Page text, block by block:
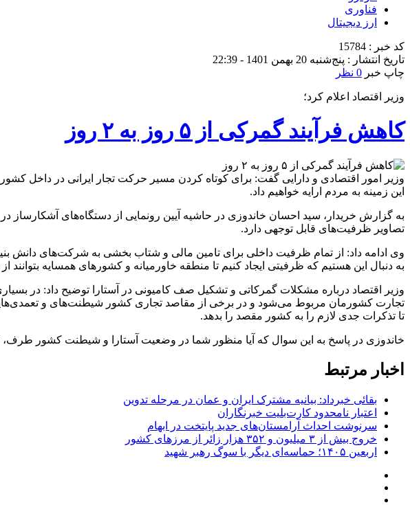
فناوری
ارز دیجیتال
کد خبر : 15784
تاریخ انتشار : پنج‌شنبه 20 بهمن 1401 - 22:39
چاپ خبر 0 نظر
وزیر اقتصاد اعلام کرد؛
کاهش فرآیند گمرکی از ۵ روز به ۲ روز
این زمینه به مردم ارایه خواهیم داد.
به گزارش خریدار، سید احسان خاندوزی در حاشیه آیین رونمایی از دستگاه‌های
تصاویر ظرفیت‌های قابل توجهی دارد.
وی ادامه داد: از تمام ظرفیت داخلی برای تامین مالی و شتاب بخشی به شرکت‌های دانش
به دنبال این هستیم که ظرفیتی ایجاد کنیم تا منطقه خاورمیانه و کشورهای همسایه
وزیر اقتصاد درباره مشکلات گمرکاتی و تشکیل صف کامیونی در آستارا توضیح داد: در
تجارت کشورمان مربوط می‌شود و در برخی از مقاصد تجاری کشور شیطنت‌های و
تا تذکرات جدی لازم را به کشور مقصد را بدهد.
خاندوزی در پاسخ به این سوال که آیا منظور شما در وضعیت آستارا و شیطنت کشور طرف،
اخبار مرتبط
بقائی خبرداد: بیانیه مشترک ایران و عمان در مرحله تدوین
اعتبار نامحدود کارت‌بلیت خبرنگاران
سرنوشت احداث آرامستان‌های جدید پایتخت در ابهام
خروج بیش از ۳ میلیون و ۳۵۲ هزار زائر از مرزهای کشور
اربعین ۱۴۰۵؛ حماسه‌ای دیگر با سوگ رهبر شهید